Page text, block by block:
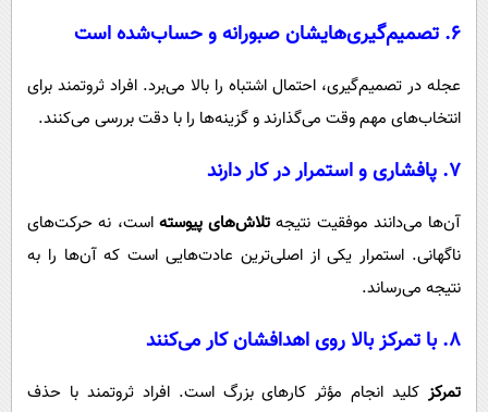
۶. تصمیم‌گیری‌هایشان صبورانه و حساب‌شده است
عجله در تصمیم‌گیری، احتمال اشتباه را بالا می‌برد. افراد ثروتمند برای
انتخاب‌های مهم وقت می‌گذارند و گزینه‌ها را با دقت بررسی می‌کنند.
۷. پافشاری و استمرار در کار دارند
آن‌ها می‌دانند موفقیت نتیجه تلاش‌های پیوستهاست، نه حرکت‌های
ناگهانی. استمرار یکی از اصلی‌ترین عادت‌هایی است که آن‌ها را به
نتیجه می‌رساند.
۸. با تمرکز بالا روی اهدافشان کار می‌کنند
تمرکز کلید انجام مؤثر کارهای بزرگ است. افراد ثروتمند با حذف